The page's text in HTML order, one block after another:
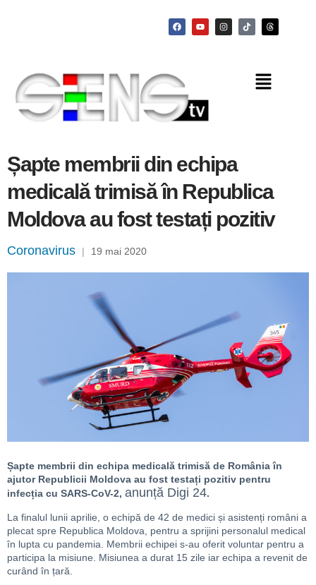
Șapte membrii din echipa
medicală trimisă în Republica
Moldova au fost testați pozitiv
Coronavirus | 19 mai 2020
Șapte membrii din echipa medicală trimisă de România în
ajutor Republicii Moldova au fost testați pozitiv pentru
infecția cu SARS-CoV-2, anunță Digi 24.
La finalul lunii aprilie, o echipă de 42 de medici și asistenți români a
plecat spre Republica Moldova, pentru a sprijini personalul medical
în lupta cu pandemia. Membrii echipei s-au oferit voluntar pentru a
participa la misiune. Misiunea a durat 15 zile iar echipa a revenit de
curând în țară.